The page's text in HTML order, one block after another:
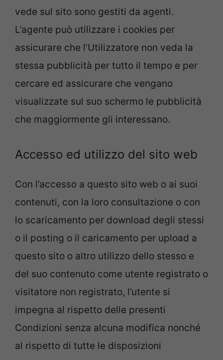
vede sul sito sono gestiti da agenti.
L’agente può utilizzare i cookies per
assicurare che l’Utilizzatore non veda la
stessa pubblicità per tutto il tempo e per
cercare ed assicurare che vengano
visualizzate sul suo schermo le pubblicità
che maggiormente gli interessano.
Accesso ed utilizzo del sito web
Con l’accesso a questo sito web o ai suoi
contenuti, con la loro consultazione o con
lo scaricamento per download degli stessi
o il posting o il caricamento per upload a
questo sito o altro utilizzo dello stesso e
del suo contenuto come utente registrato o
visitatore non registrato, l’utente si
impegna al rispetto delle presenti
Condizioni senza alcuna modifica nonché
al rispetto di tutte le disposizioni